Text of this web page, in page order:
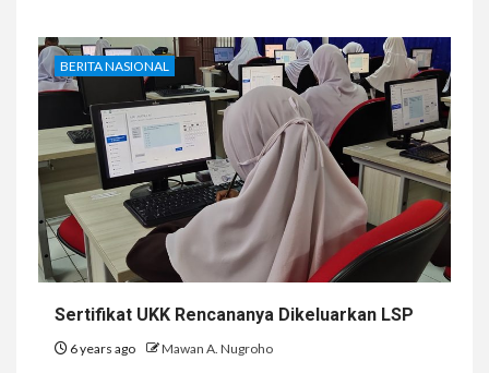
BERITA NASIONAL
Sertifikat UKK Rencananya Dikeluarkan LSP
6 years ago Mawan A. Nugroho